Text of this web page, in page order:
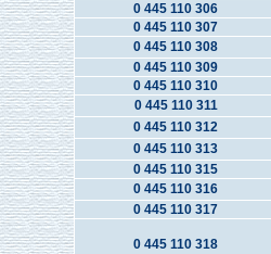
0 445 110 306
0 445 110 307
0 445 110 308
0 445 110 309
0 445 110 310
0 445 110 311
0 445 110 312
0 445 110 313
0 445 110 315
0 445 110 316
0 445 110 317
0 445 110 318